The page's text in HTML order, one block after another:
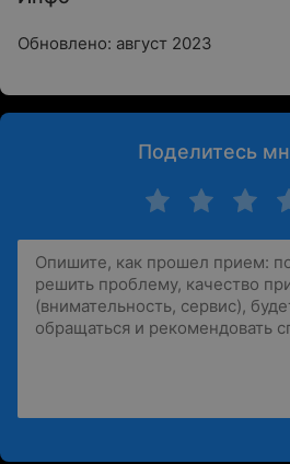
Обновлено: август 2023
Поделитесь